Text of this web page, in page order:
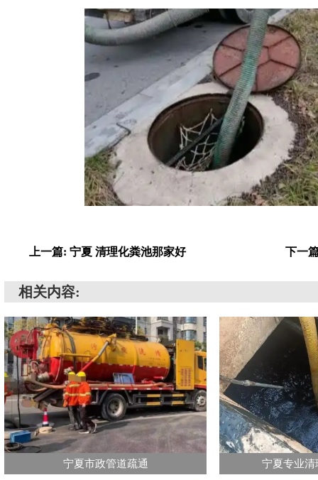
上一篇: 宁夏 清理化粪池那家好 下一
相关内容:
宁夏市政管道疏通 宁夏专业